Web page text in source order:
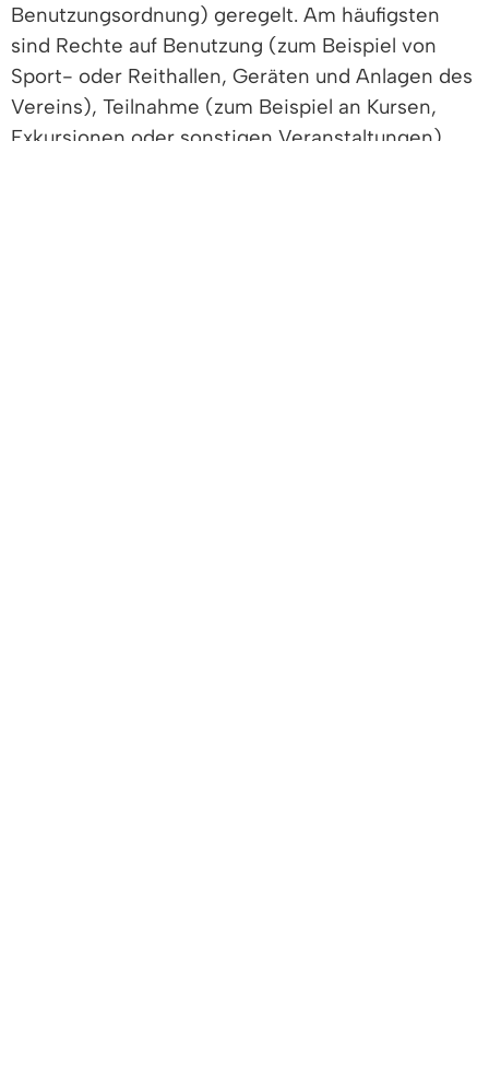
Benutzungsordnung) geregelt. Am häufigsten
sind Rechte auf Benutzung (zum Beispiel von
Sport- oder Reithallen, Geräten und Anlagen des
Vereins), Teilnahme (zum Beispiel an Kursen,
Exkursionen oder sonstigen Veranstaltungen)